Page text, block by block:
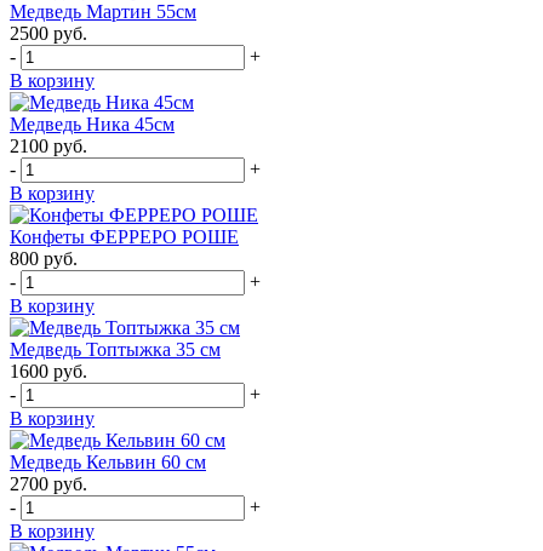
Медведь Мартин 55см
2500 руб.
-
+
В корзину
Медведь Ника 45см
2100 руб.
-
+
В корзину
Конфеты ФЕРРЕРО РОШЕ
800 руб.
-
+
В корзину
Медведь Топтыжка 35 см
1600 руб.
-
+
В корзину
Медведь Кельвин 60 см
2700 руб.
-
+
В корзину